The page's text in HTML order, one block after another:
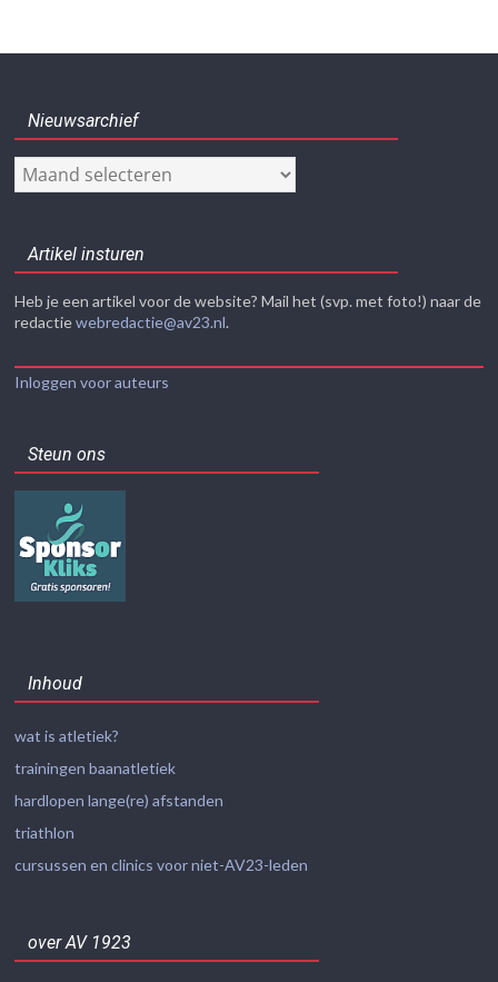
Nieuwsarchief
Nieuwsarchief
Artikel insturen
Heb je een artikel voor de website? Mail het (svp. met foto!) naar de
redactiewebredactie@av23.nl.
Inloggen voor auteurs
Steun ons
Inhoud
wat is atletiek?
trainingen baanatletiek
hardlopen lange(re) afstanden
triathlon
cursussen en clinics voor niet-AV23-leden
over AV 1923